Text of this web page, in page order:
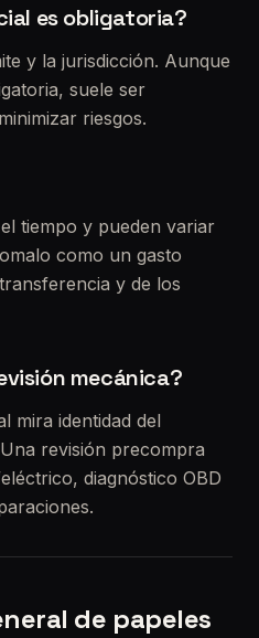
es obligatoria?
y la jurisdicción. Aunque
suele ser
riesgos.
tiempo y pueden variar
como un gasto
y de los
mecánica?
mira identidad del
revisión precompra
diagnóstico OBD
de papeles